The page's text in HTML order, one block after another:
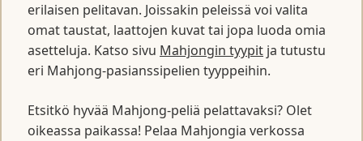
erilaisen pelitavan. Joissakin peleissä voi valita
omat taustat, laattojen kuvat tai jopa luoda omia
asetteluja. Katso sivu Mahjongin tyypit ja tutustu
eri Mahjong-pasianssipelien tyyppeihin.
Etsitkö hyvää Mahjong-peliä pelattavaksi? Olet
oikeassa paikassa! Pelaa Mahjongia verkossa